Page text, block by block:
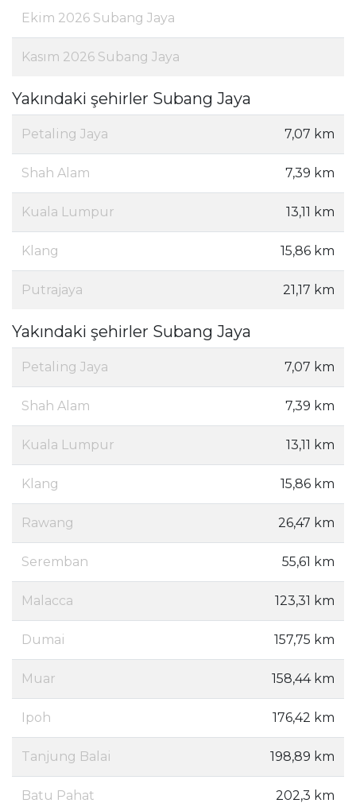
Ekim 2026 Subang Jaya
Kasım 2026 Subang Jaya
Yakındaki şehirler Subang Jaya
Petaling Jaya 7,07 km
Shah Alam 7,39 km
Kuala Lumpur 13,11 km
Klang 15,86 km
Putrajaya 21,17 km
Yakındaki şehirler Subang Jaya
Petaling Jaya 7,07 km
Shah Alam 7,39 km
Kuala Lumpur 13,11 km
Klang 15,86 km
Rawang 26,47 km
Seremban 55,61 km
Malacca 123,31 km
Dumai 157,75 km
Muar 158,44 km
Ipoh 176,42 km
Tanjung Balai 198,89 km
Batu Pahat 202,3 km